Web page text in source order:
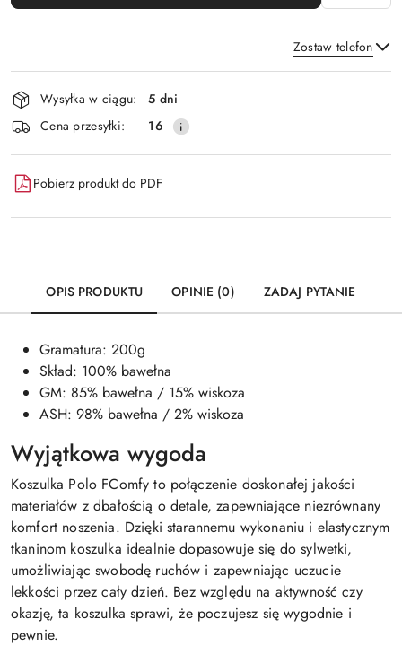
Zostaw telefon
Wyślij
Dostępność
i
dostawa
Wysyłka w ciągu:
5 dni
Cena przesyłki:
16
Pobierz produkt do PDF
OPIS PRODUKTU OPINIE (0) ZADAJ PYTANIE
Gramatura: 200g
Skład: 100% bawełna
GM: 85% bawełna / 15% wiskoza
ASH: 98% bawełna / 2% wiskoza
Wyjątkowa wygoda
Koszulka Polo FComfy to połączenie doskonałej jakości
materiałów z dbałością o detale, zapewniające niezrównany
komfort noszenia. Dzięki starannemu wykonaniu i elastycznym
tkaninom koszulka idealnie dopasowuje się do sylwetki,
umożliwiając swobodę ruchów i zapewniając uczucie
lekkości przez cały dzień. Bez względu na aktywność czy
okazję, ta koszulka sprawi, że poczujesz się wygodnie i
pewnie.